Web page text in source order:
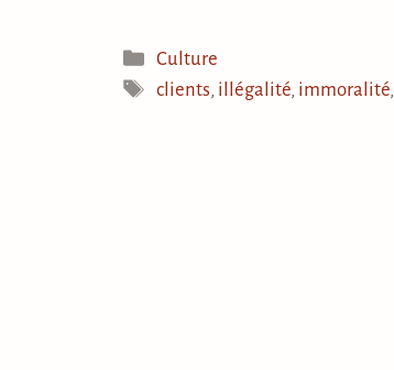
Catégories
Culture
Étiquettes
clients, illégalité, immoralité,